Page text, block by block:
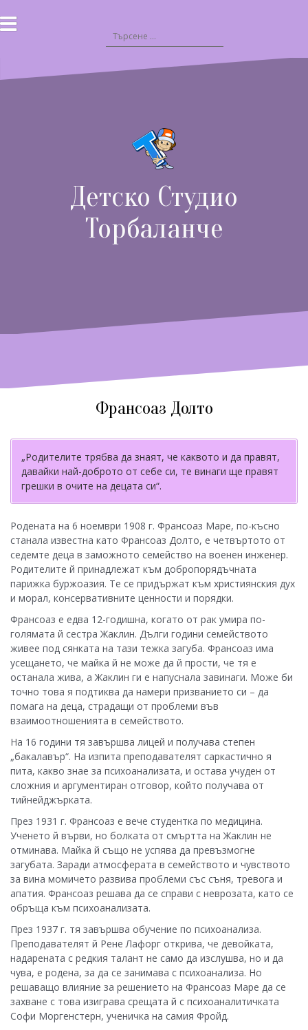
съдържанието
Търсене
за:
Детско Студио
Торбаланче
Франсоаз Долто
„Родителите трябва да знаят, че каквото и да правят,
давайки най-доброто от себе си, те винаги ще правят
грешки в очите на децата си“.
Родената на 6 ноември 1908 г. Франсоаз Маре, по-късно
станала известна като Франсоаз Долто, е четвъртото от
седемте деца в заможното семейство на военен инженер.
Родителите й принадлежат към добропорядъчната
парижка буржоазия. Те се придържат към християнския дух
и морал, консервативните ценности и порядки.
Франсоаз е едва 12-годишна, когато от рак умира по-
голямата й сестра Жаклин. Дълги години семейството
живее под сянката на тази тежка загуба. Франсоаз има
усещането, че майка й не може да й прости, че тя е
останала жива, а Жаклин ги е напуснала завинаги. Може би
точно това я подтиква да намери призванието си – да
помага на деца, страдащи от проблеми във
взаимоотношенията в семейството.
На 16 години тя завършва лицей и получава степен
„бакалавър“. На изпита преподавателят саркастично я
пита, какво знае за психоанализата, и остава учуден от
сложния и аргументиран отговор, който получава от
тийнейджърката.
През 1931 г. Франсоаз е вече студентка по медицина.
Ученето й върви, но болката от смъртта на Жаклин не
отминава. Майка й също не успява да превъзмогне
загубата. Заради атмосферата в семейството и чувството
за вина момичето развива проблеми със съня, тревога и
апатия. Франсоаз решава да се справи с неврозата, като се
обръща към психоанализата.
През 1937 г. тя завършва обучение по психоанализа.
Преподавателят й Рене Лафорг открива, че девойката,
надарената с редкия талант не само да изслушва, но и да
чува, е родена, за да се занимава с психоанализа. Но
решаващо влияние за решението на Франсоаз Маре да се
захване с това изиграва срещата й с психоаналитичката
Софи Моргенстерн, ученичка на самия Фройд.